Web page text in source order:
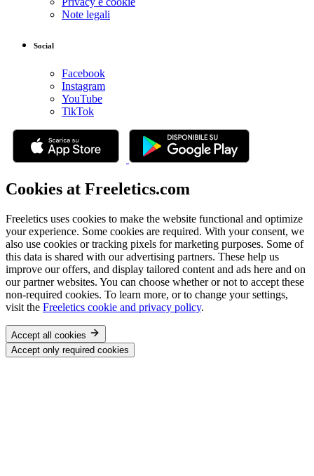
Note legali
Social
Facebook
Instagram
YouTube
TikTok
Cookies at Freeletics.com
Freeletics uses cookies to make the website functional and optimize
your experience. Some cookies are required. With your consent, we
also use cookies or tracking pixels for marketing purposes. Some of
this data is shared with our advertising partners. These help us
improve our offers, and display tailored content and ads here and on
our partner websites. You can choose whether or not to accept these
non-required cookies. To learn more, or to change your settings,
visit the Freeletics cookie and privacy policy.
Accept all cookies
Accept only required cookies